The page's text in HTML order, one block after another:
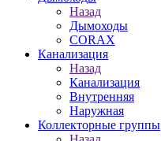
Назад
Дымоходы
CORAX
Канализация
Назад
Канализация
Внутренняя
Наружная
Коллекторные группы